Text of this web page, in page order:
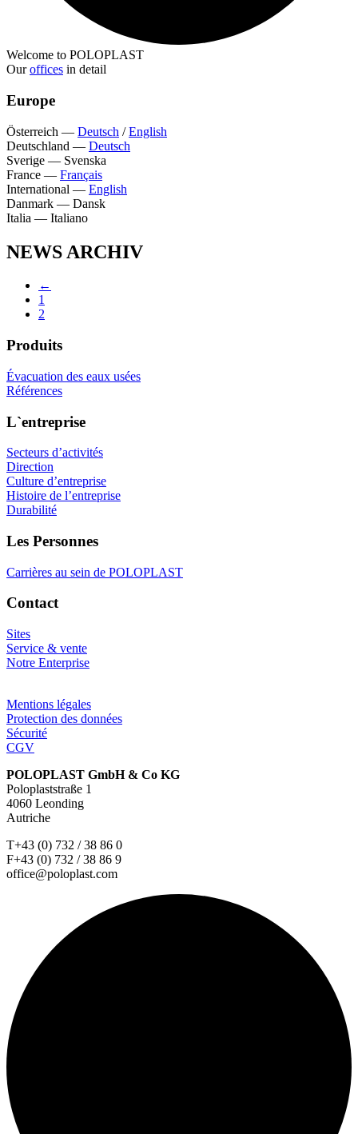
Welcome to POLOPLAST
Ouroffices in detail
Europe
Österreich — Deutsch /English
Deutschland — Deutsch
Sverige — Svenska
France — Français
International — English
Danmark — Dansk
Italia — Italiano
NEWS ARCHIV
←
1
2
Produits
Évacuation des eaux usées
Références
L`entreprise
Secteurs d’activités
Direction
Culture d’entreprise
Histoire de l’entreprise
Durabilité
Les Personnes
Carrières au sein de POLOPLAST
Contact
Sites
Service & vente
Notre Enterprise
Mentions légales
Protection des données
Sécurité
CGV
POLOPLAST GmbH & Co KG
Poloplaststraße 1
4060 Leonding
Autriche
T+43 (0) 732 / 38 86 0
F+43 (0) 732 / 38 86 9
office@poloplast.com